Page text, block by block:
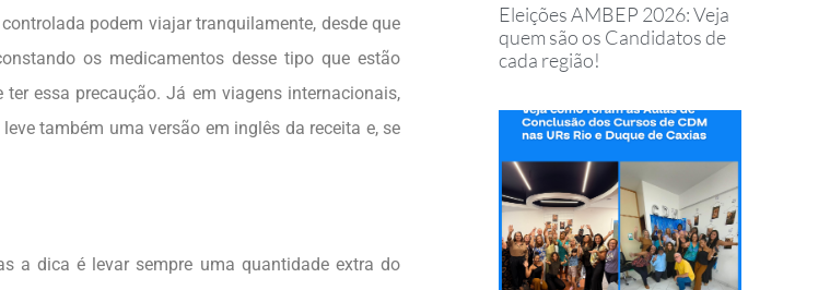
podem viajar tranquilamente, desde que
os medicamentos desse tipo que estão
essa precaução. Já em viagens internacionais,
também uma versão em inglês da receita e, se
a dica é levar sempre uma quantidade extra do
Eleições AMBEP 2026: Veja
quem são os Candidatos de
cada região!